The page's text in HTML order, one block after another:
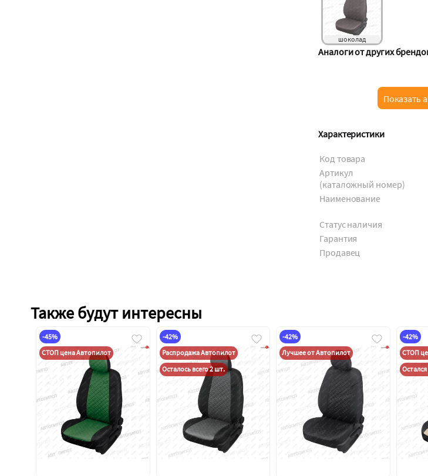
шоколад
Аналоги от других
Показать
Характеристики
Код товара
Артикул
(каталожный номер)
Наименование
Статус наличия
Гарантия
Продавец
Также будут интересны
-45%
СТОП цена Автопилот
-42%
Распродажа Автопилот
Осталось всего 2 шт.
-42%
Лучшее от Автопилот
-42%
СТОП